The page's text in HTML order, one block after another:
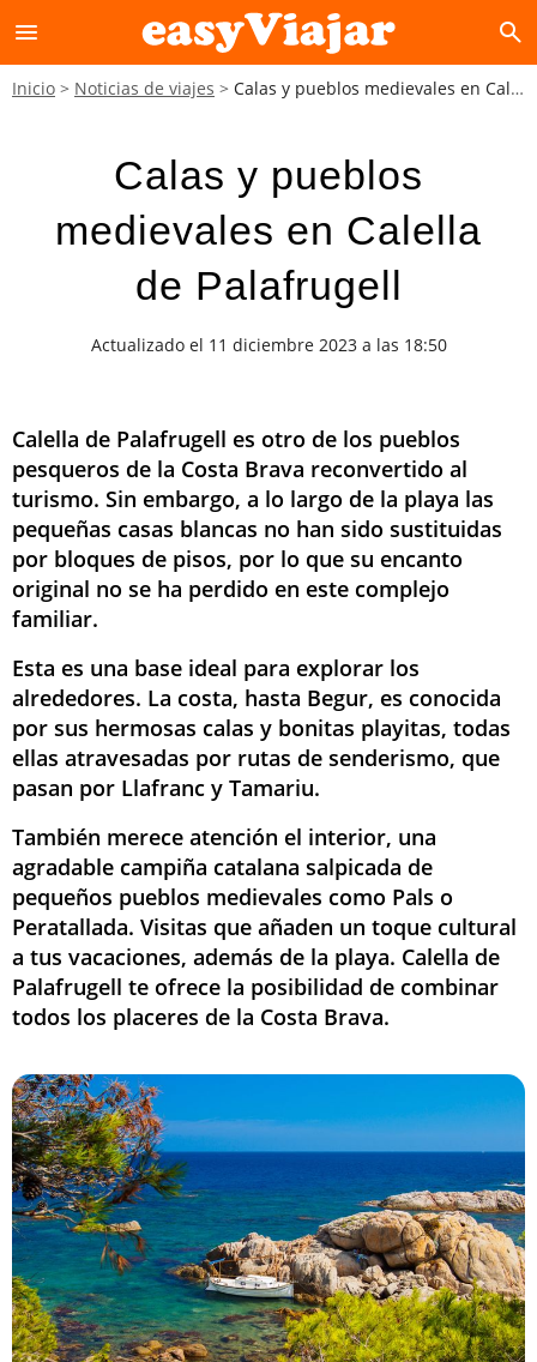
menu search
Inicio Noticias de viajes Calas y pueblos medievales en Calella de Palafrugell
Calas y pueblos
medievales en Calella
de Palafrugell
Actualizado el 11 diciembre 2023 a las 18:50
Calella de Palafrugell es otro de los pueblos
pesqueros de la Costa Brava reconvertido al
turismo. Sin embargo, a lo largo de la playa las
pequeñas casas blancas no han sido sustituidas
por bloques de pisos, por lo que su encanto
original no se ha perdido en este complejo
familiar.
Esta es una base ideal para explorar los
alrededores. La costa, hasta Begur, es conocida
por sus hermosas calas y bonitas playitas, todas
ellas atravesadas por rutas de senderismo, que
pasan por Llafranc y Tamariu.
También merece atención el interior, una
agradable campiña catalana salpicada de
pequeños pueblos medievales como Pals o
Peratallada. Visitas que añaden un toque cultural
a tus vacaciones, además de la playa. Calella de
Palafrugell te ofrece la posibilidad de combinar
todos los placeres de la Costa Brava.